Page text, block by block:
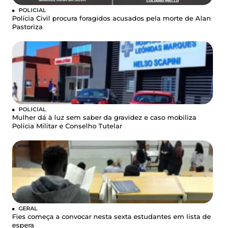
POLICIAL
Polícia Civil procura foragidos acusados pela morte de Alan
Pastoriza
POLICIAL
Mulher dá à luz sem saber da gravidez e caso mobiliza
Polícia Militar e Conselho Tutelar
GERAL
Fies começa a convocar nesta sexta estudantes em lista de
espera